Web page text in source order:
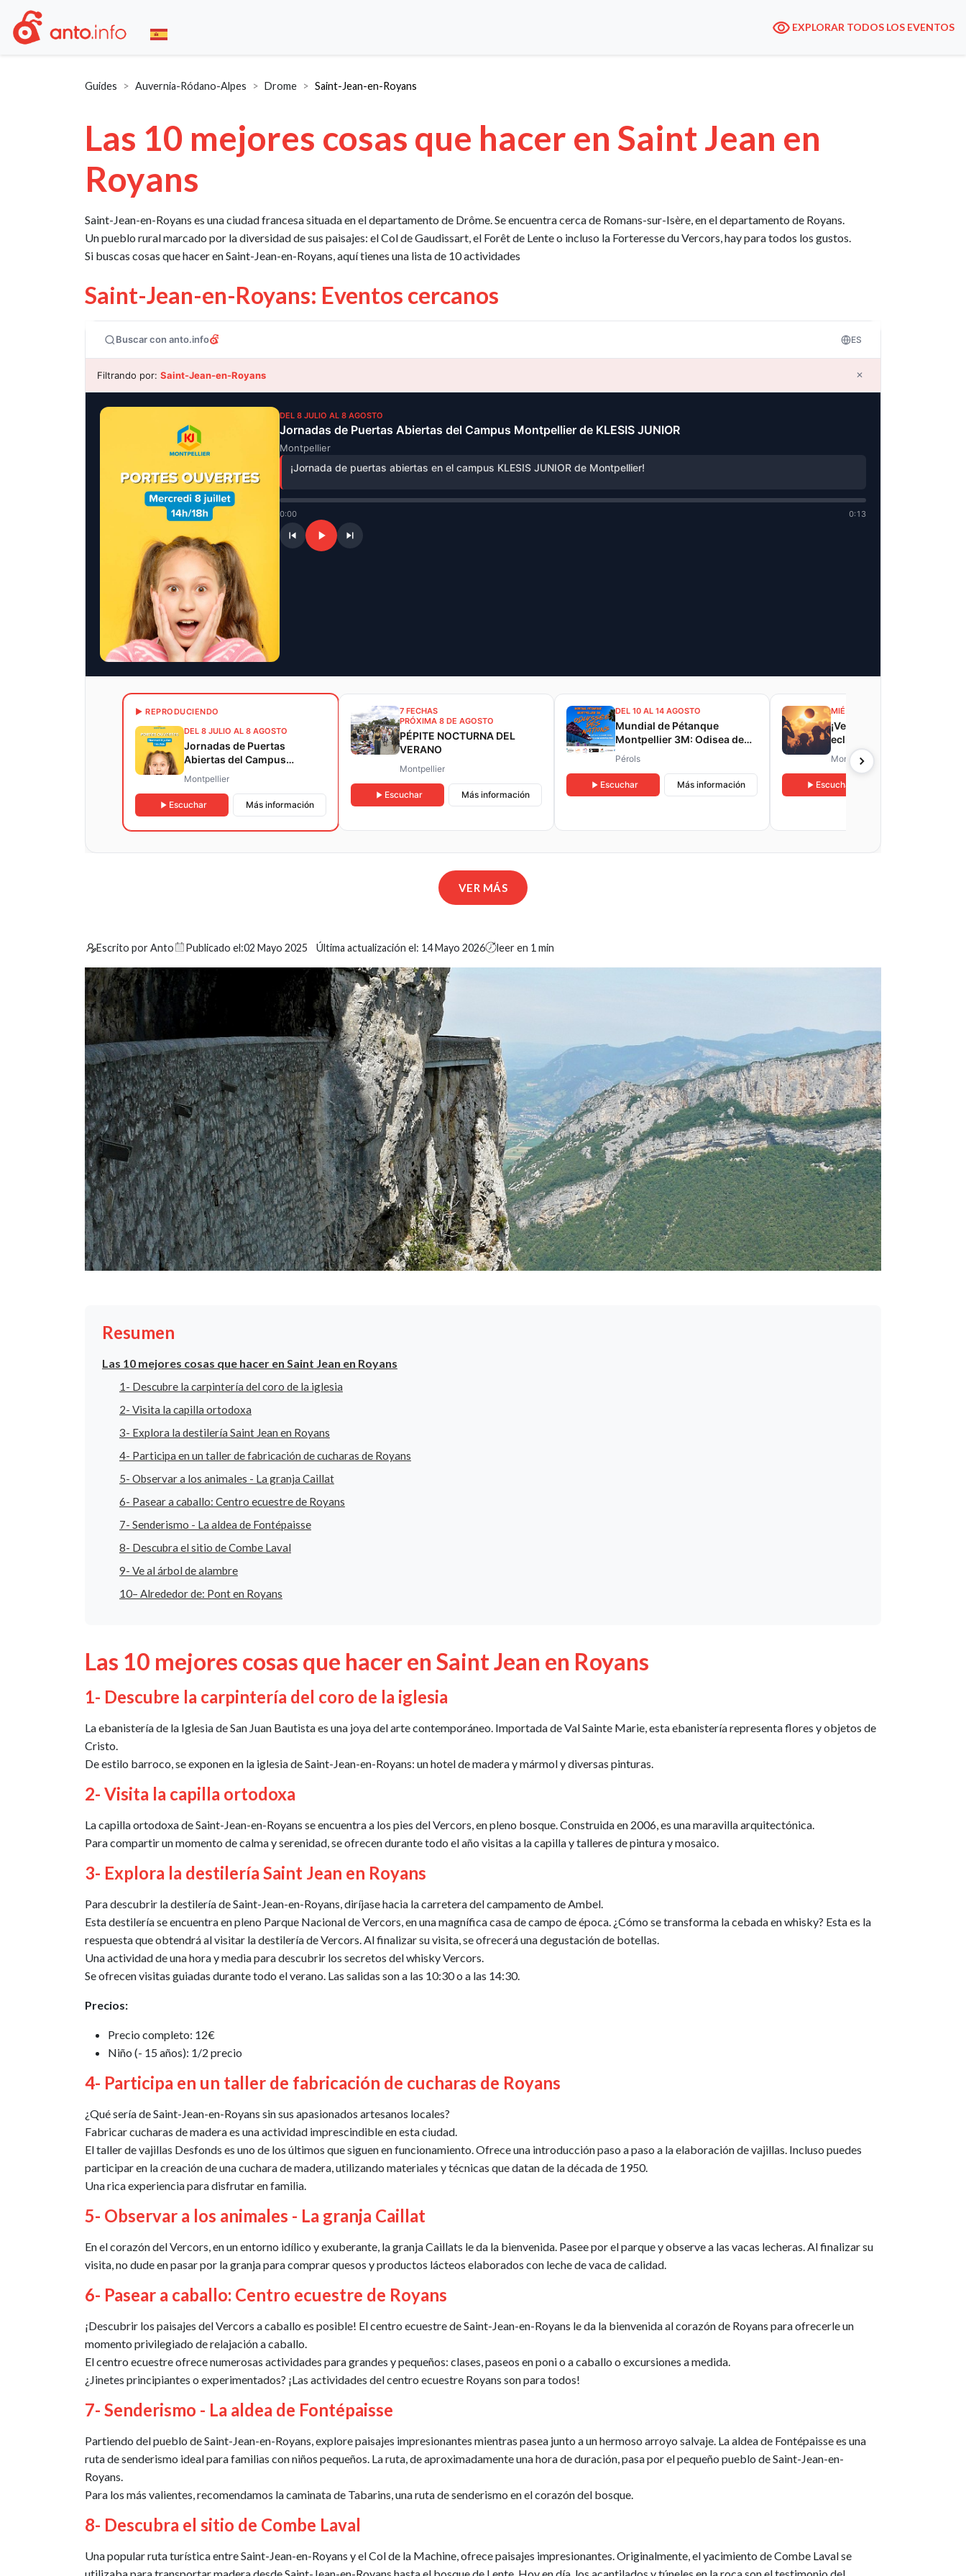
EXPLORAR TODOS LOS EVENTOS
Guides Auvernia-Ródano-Alpes Drome Saint-Jean-en-Royans
Las 10 mejores cosas que hacer en Saint Jean en
Royans
Saint-Jean-en-Royans es una ciudad francesa situada en el departamento de Drôme. Se encuentra cerca de Romans-sur-Isère, en el departamento de Royans.
Un pueblo rural marcado por la diversidad de sus paisajes: el Col de Gaudissart, el Forêt de Lente o incluso la Forteresse du Vercors, hay para todos los gustos.
Si buscas cosas que hacer en Saint-Jean-en-Royans, aquí tienes una lista de 10 actividades
Saint-Jean-en-Royans: Eventos cercanos
Buscar con anto.info ES
Filtrando por: Saint-Jean-en-Royans ✕
DEL 8 JULIO AL 8 AGOSTO
Jornadas de Puertas Abiertas del Campus Montpellier de KLESIS JUNIOR
Montpellier
¡Jornada de puertas abiertas en el campus KLESIS JUNIOR de Montpellier!
0:00 0:13
▶ REPRODUCIENDO
DEL 8 JULIO AL 8 AGOSTO
Jornadas de Puertas
Abiertas del Campus
Montpellier de KLESIS
JUNIOR
Montpellier
Escuchar Más información
7 FECHAS
PRÓXIMA 8 DE AGOSTO
PÉPITE NOCTURNA DEL
VERANO
Montpellier
Escuchar Más información
DEL 10 AL 14 AGOSTO
Mundial de Pétanque
Montpellier 3M: Odisea de
las Naciones
Pérols
Escuchar Más información
MIÉ. 12 DE AGOSTO
¡Vengan a observar el
eclipse y las estrellas
fugaces en el parque
Malbosc!
Montpellier
Escuchar
VER MÁS
Escrito por Anto Publicado el:02 Mayo 2025 Última actualización el: 14 Mayo 2026 leer en 1 min
Resumen
Las 10 mejores cosas que hacer en Saint Jean en Royans
1- Descubre la carpintería del coro de la iglesia
2- Visita la capilla ortodoxa
3- Explora la destilería Saint Jean en Royans
4- Participa en un taller de fabricación de cucharas de Royans
5- Observar a los animales - La granja Caillat
6- Pasear a caballo: Centro ecuestre de Royans
7- Senderismo - La aldea de Fontépaisse
8- Descubra el sitio de Combe Laval
9- Ve al árbol de alambre
10– Alrededor de: Pont en Royans
Las 10 mejores cosas que hacer en Saint Jean en Royans
1- Descubre la carpintería del coro de la iglesia
La ebanistería de la Iglesia de San Juan Bautista es una joya del arte contemporáneo. Importada de Val Sainte Marie, esta ebanistería representa flores y objetos de
Cristo.
De estilo barroco, se exponen en la iglesia de Saint-Jean-en-Royans: un hotel de madera y mármol y diversas pinturas.
2- Visita la capilla ortodoxa
La capilla ortodoxa de Saint-Jean-en-Royans se encuentra a los pies del Vercors, en pleno bosque. Construida en 2006, es una maravilla arquitectónica.
Para compartir un momento de calma y serenidad, se ofrecen durante todo el año visitas a la capilla y talleres de pintura y mosaico.
3- Explora la destilería Saint Jean en Royans
Para descubrir la destilería de Saint-Jean-en-Royans, diríjase hacia la carretera del campamento de Ambel.
Esta destilería se encuentra en pleno Parque Nacional de Vercors, en una magnífica casa de campo de época. ¿Cómo se transforma la cebada en whisky? Esta es la
respuesta que obtendrá al visitar la destilería de Vercors. Al finalizar su visita, se ofrecerá una degustación de botellas.
Una actividad de una hora y media para descubrir los secretos del whisky Vercors.
Se ofrecen visitas guiadas durante todo el verano. Las salidas son a las 10:30 o a las 14:30.
Precios:
Precio completo: 12€
Niño (- 15 años): 1/2 precio
4- Participa en un taller de fabricación de cucharas de Royans
¿Qué sería de Saint-Jean-en-Royans sin sus apasionados artesanos locales?
Fabricar cucharas de madera es una actividad imprescindible en esta ciudad.
El taller de vajillas Desfonds es uno de los últimos que siguen en funcionamiento. Ofrece una introducción paso a paso a la elaboración de vajillas. Incluso puedes
participar en la creación de una cuchara de madera, utilizando materiales y técnicas que datan de la década de 1950.
Una rica experiencia para disfrutar en familia.
5- Observar a los animales - La granja Caillat
En el corazón del Vercors, en un entorno idílico y exuberante, la granja Caillats le da la bienvenida. Pasee por el parque y observe a las vacas lecheras. Al finalizar su
visita, no dude en pasar por la granja para comprar quesos y productos lácteos elaborados con leche de vaca de calidad.
6- Pasear a caballo: Centro ecuestre de Royans
¡Descubrir los paisajes del Vercors a caballo es posible! El centro ecuestre de Saint-Jean-en-Royans le da la bienvenida al corazón de Royans para ofrecerle un
momento privilegiado de relajación a caballo.
El centro ecuestre ofrece numerosas actividades para grandes y pequeños: clases, paseos en poni o a caballo o excursiones a medida.
¿Jinetes principiantes o experimentados? ¡Las actividades del centro ecuestre Royans son para todos!
7- Senderismo - La aldea de Fontépaisse
Partiendo del pueblo de Saint-Jean-en-Royans, explore paisajes impresionantes mientras pasea junto a un hermoso arroyo salvaje. La aldea de Fontépaisse es una
ruta de senderismo ideal para familias con niños pequeños. La ruta, de aproximadamente una hora de duración, pasa por el pequeño pueblo de Saint-Jean-en-
Royans.
Para los más valientes, recomendamos la caminata de Tabarins, una ruta de senderismo en el corazón del bosque.
8- Descubra el sitio de Combe Laval
Una popular ruta turística entre Saint-Jean-en-Royans y el Col de la Machine, ofrece paisajes impresionantes. Originalmente, el yacimiento de Combe Laval se
utilizaba para transportar madera desde Saint-Jean-en-Royans hasta el bosque de Lente. Hoy en día, los acantilados y túneles en la roca son el testimonio del